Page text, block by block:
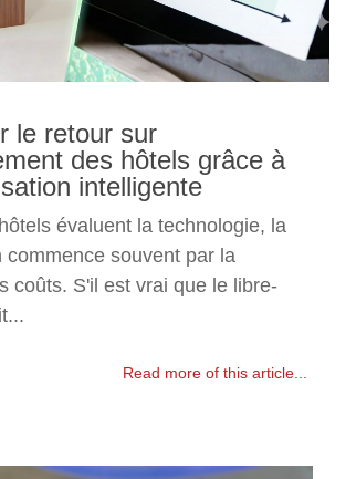
le retour sur
des hôtels grâce à
intelligente
évaluent la technologie, la
commence souvent par la
coûts. S'il est vrai que le libre-
Read more of this article...